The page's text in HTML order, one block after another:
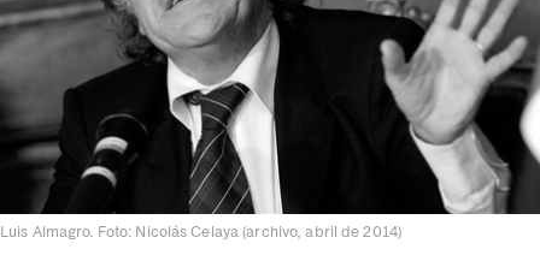
Luis Almagro. Foto: Nicolás Celaya (archivo, abril de 2014)